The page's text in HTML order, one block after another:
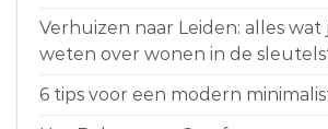
Verhuizen naar Leiden: alles wat
weten over wonen in de
6 tips voor een modern